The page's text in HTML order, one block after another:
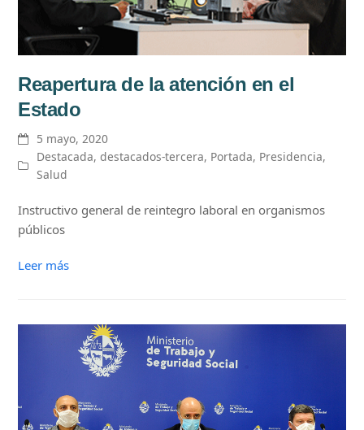
Reapertura de la atención en el
Estado
5 mayo, 2020
Destacada,destacados-tercera, Portada, Presidencia,
Salud
Instructivo general de reintegro laboral en organismos
públicos
Leer más